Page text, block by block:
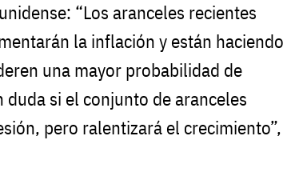
“Los aranceles recientes
la inflación y están haciendo
una mayor probabilidad de
duda si el conjunto de aranceles
pero ralentizará el crecimiento”,